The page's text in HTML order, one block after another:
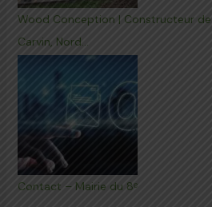
Wood Conception | Constructeur
Carvin, Nord…
Contact – Mairie du 8ᵉ